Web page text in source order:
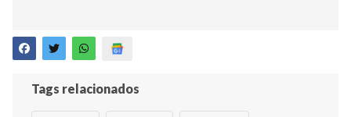
Tags relacionados